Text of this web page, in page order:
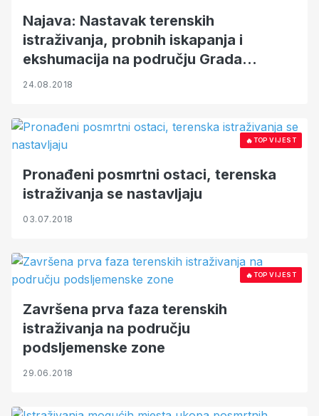
Najava: Nastavak terenskih
istraživanja, probnih iskapanja i
ekshumacija na području Grada
Zagreba
24.08.2018
🔥TOP VIJEST
Pronađeni posmrtni ostaci, terenska
istraživanja se nastavljaju
03.07.2018
🔥TOP VIJEST
Završena prva faza terenskih
istraživanja na području
podsljemenske zone
29.06.2018